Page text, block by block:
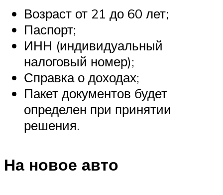
Возраст от 21 до 60 лет;
Паспорт;
ИНН (индивидуальный
налоговый номер);
Справка о доходах;
Пакет документов будет
определен при принятии
решения.
На новое авто